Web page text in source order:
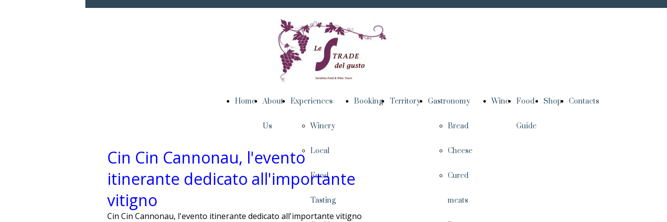
Home About
Us
Experiences
Winery
Local
Food
Tasting
Booking Territory Gastronomy
Bread
Cheese
Cured
meats
Wine Food
Guide
Shop Contacts
Cin Cin Cannonau, l'evento
itinerante dedicato all'importante
vitigno
Cin Cin Cannonau, l'evento itinerante dedicato all'importante vitigno